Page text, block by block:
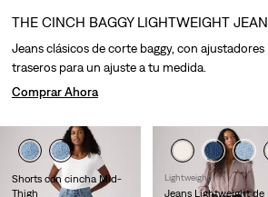
Shorts con cincha Mid-
Thigh
Lightweight
Jeans Lightweight de
THE CINCH BAGGY LIGHTWEIGHT JEAN
Jeans clásicos de corte baggy, con ajustadores
traseros para un ajuste a tu medida.
Comprar Ahora